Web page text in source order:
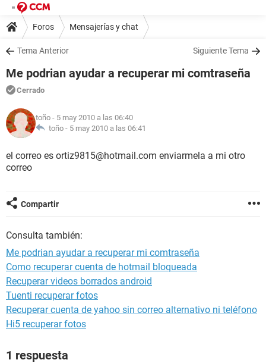
Foros Mensajerías y chat
Tema Anterior Siguiente Tema
Me podrian ayudar a recuperar mi comtraseña
Cerrado
toño - 5 may 2010 a las 06:40
toño - 5 may 2010 a las 06:41
el correo es ortiz9815@hotmail.com enviarmela a mi otro
correo
Compartir
Consulta también:
Me podrian ayudar a recuperar mi comtraseña
Como recuperar cuenta de hotmail bloqueada
Recuperar videos borrados android
Tuenti recuperar fotos
Recuperar cuenta de yahoo sin correo alternativo ni teléfono
Hi5 recuperar fotos
1 respuesta